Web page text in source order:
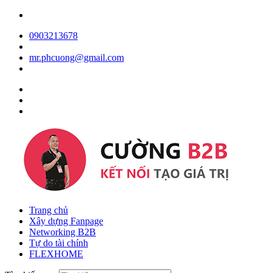
0903213678
mr.phcuong@gmail.com
Trang chủ
Xây dựng Fanpage
Networking B2B
Tự do tài chính
FLEXHOME